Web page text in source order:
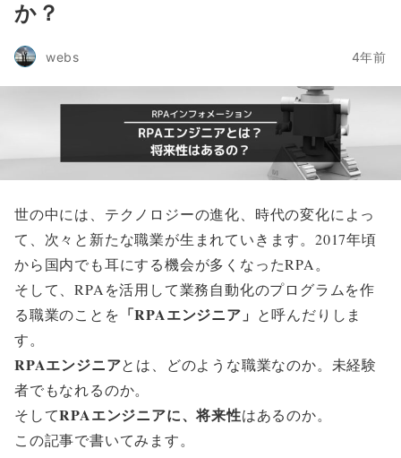
か？
webs 4年前
世の中には、テクノロジーの進化、時代の変化によっ
て、次々と新たな職業が生まれていきます。2017年頃
から国内でも耳にする機会が多くなったRPA。
そして、RPAを活用して業務自動化のプログラムを作
る職業のことを 「RPAエンジニア」 と呼んだりしま
す。
RPAエンジニアとは、どのような職業なのか。未経験
者でもなれるのか。
そしてRPAエンジニアに、将来性はあるのか。
この記事で書いてみます。